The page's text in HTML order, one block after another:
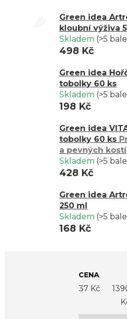
Green idea
kloubní výživa
Skladem (>5
498 Kč
Green idea
tobolky 60 ks
Skladem (>5
198 Kč
Green idea
tobolky 60 ks
a pevných kostí
Skladem (>5
428 Kč
Green idea
250 ml
Skladem (>5
168 Kč
CENA
37 Kč